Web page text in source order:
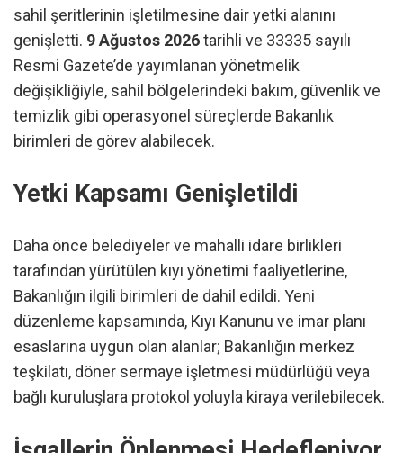
sahil şeritlerinin işletilmesine dair yetki alanını
genişletti. 9 Ağustos 2026tarihli ve 33335 sayılı
Resmi Gazete’de yayımlanan yönetmelik
değişikliğiyle, sahil bölgelerindeki bakım, güvenlik ve
temizlik gibi operasyonel süreçlerde Bakanlık
birimleri de görev alabilecek.
Yetki Kapsamı Genişletildi
Daha önce belediyeler ve mahalli idare birlikleri
tarafından yürütülen kıyı yönetimi faaliyetlerine,
Bakanlığın ilgili birimleri de dahil edildi. Yeni
düzenleme kapsamında, Kıyı Kanunu ve imar planı
esaslarına uygun olan alanlar; Bakanlığın merkez
teşkilatı, döner sermaye işletmesi müdürlüğü veya
bağlı kuruluşlara protokol yoluyla kiraya verilebilecek.